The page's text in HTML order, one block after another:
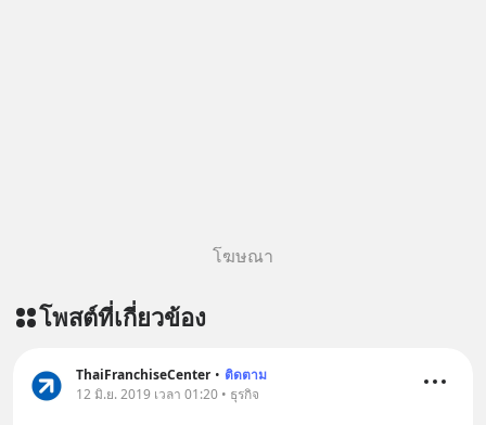
โฆษณา
โพสต์ที่เกี่ยวข้อง
ThaiFranchiseCenter • ติดตาม
12 มิ.ย. 2019 เวลา 01:20 • ธุรกิจ